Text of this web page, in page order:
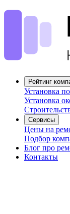
Рейтинг
Установка
Установка
Сервисы
Цены на
Подбор
Блог про
Контакты